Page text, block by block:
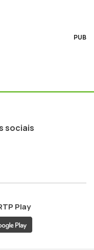
PUB
sociais
Play